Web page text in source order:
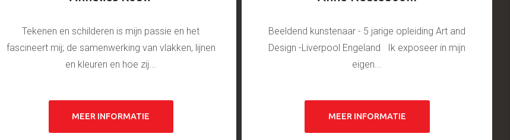
Tekenen en schilderen is mijn passie en het
fascineert mij; de samenwerking van vlakken, lijnen
en kleuren en hoe zij...
MEER INFORMATIE
Beeldend kunstenaar - 5 jarige opleiding Art and
Design -Liverpool Engeland Ik exposeer in mijn
eigen...
MEER INFORMATIE